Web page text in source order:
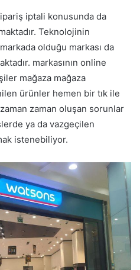
iptali konusunda da
Teknolojinin
olduğu markası da
markasının online
mağaza mağaza
ürünler hemen bir tık ile
zaman oluşan sorunlar
ya da vazgeçilen
istenebiliyor.